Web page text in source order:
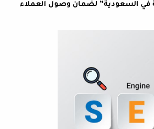
في السعودية” لضمان وصول العملاء